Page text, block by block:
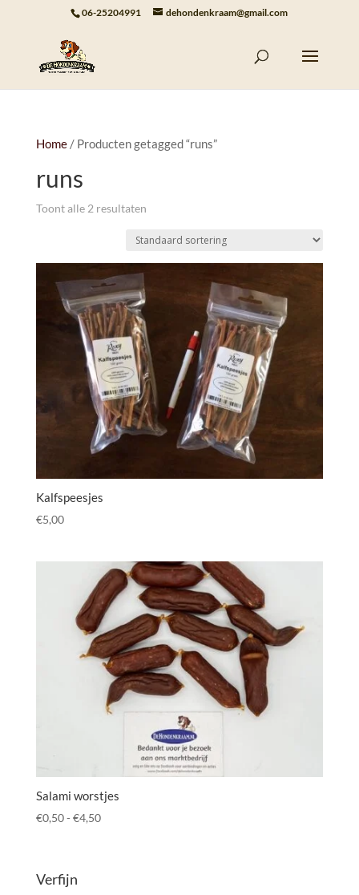
06-25204991 dehondenkraam@gmail.com
Home/ Producten getagged “runs”
runs
Toont alle 2 resultaten
Kalfspeesjes
€5,00
Salami worstjes
€0,50- €4,50Prijsklasse:
Verfijn